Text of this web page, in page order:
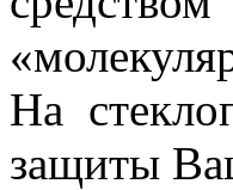
На
защиты